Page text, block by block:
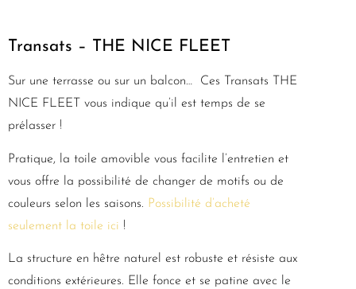
Transats – THE NICE FLEET
Sur une terrasse ou sur un balcon… Ces Transats THE
NICE FLEET vous indique qu’il est temps de se
prélasser !
Pratique, la toile amovible vous facilite l’entretien et
vous offre la possibilité de changer de motifs ou de
couleurs selon les saisons. Possibilité d’acheté
seulement la toile ici !
La structure en hêtre naturel est robuste et résiste aux
conditions extérieures. Elle fonce et se patine avec le